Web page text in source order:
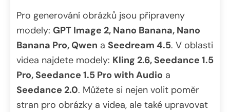
Pro generování obrázků jsou připraveny
modely: GPT Image 2, Nano Banana, Nano
Banana Pro, Qwen a Seedream 4.5. V oblasti
videa najdete modely: Kling 2.6, Seedance 1.5
Pro, Seedance 1.5 Pro with Audio a
Seedance 2.0. Můžete si nejen volit poměr
stran pro obrázky a videa, ale také upravovat